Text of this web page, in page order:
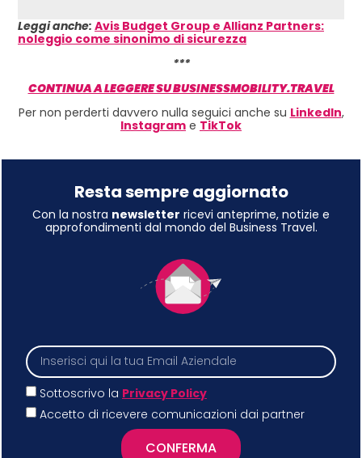
Leggi anche: Avis Budget Group e Allianz Partners:
noleggio come sinonimo di sicurezza
***
CONTINUA A LEGGERE SU BUSINESSMOBILITY.TRAVEL
Per non perderti davvero nulla seguici anche su LinkedIn,
Instagram e TikTok
Resta sempre aggiornato
Con la nostra newsletter ricevi anteprime, notizie e
approfondimenti dal mondo del Business Travel.
Sottoscrivo la Privacy Policy
Accetto di ricevere comunicazioni dai partner
CONFERMA